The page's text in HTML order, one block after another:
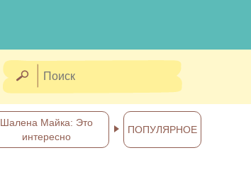
Шалена Майка: Это
интересно
ПОПУЛЯРНОЕ